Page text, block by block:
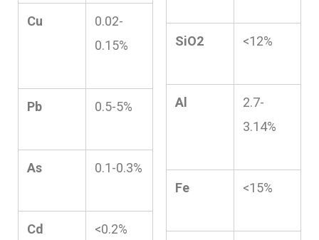
Cu
0.02-
0.15%
Pb 0.5-5%
As 0.1-0.3%
Cd <0.2%
SiO2 <12%
Al
2.7-
3.14%
Fe <15%